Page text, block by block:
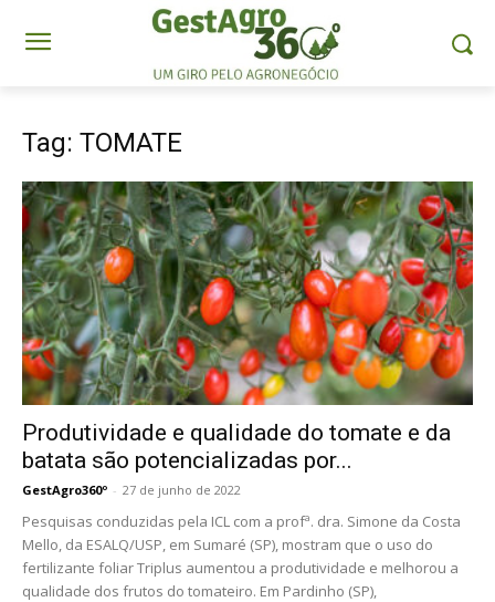
Tag: TOMATE
Produtividade e qualidade do tomate e da
batata são potencializadas por...
GestAgro360º - 27 de junho de 2022
Pesquisas conduzidas pela ICL com a profª. dra. Simone da Costa
Mello, da ESALQ/USP, em Sumaré (SP), mostram que o uso do
fertilizante foliar Triplus aumentou a produtividade e melhorou a
qualidade dos frutos do tomateiro. Em Pardinho (SP),